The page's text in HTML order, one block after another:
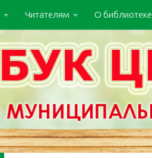
Читателям О библиотеке